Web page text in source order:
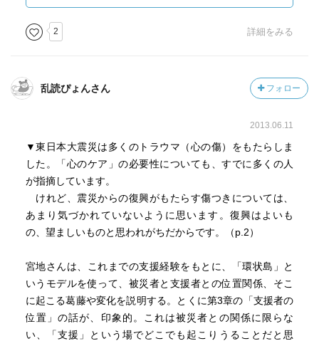
こんなにも複雑で、センシティブな内容を、
こんなにもわかりやすく、すっきりと伝えることができる
とてもとても驚きました。
んどい体験でしたので、すぐは読み返せないと思うのです
が、心の元気が回復したら、繰り返し読み込んで、紹介さ
れている内容をしっかり身につけたいと思います。
2 詳細をみる
乱読ぴょんさん フォロー
2013.06.11
▼東日本大震災は多くのトラウマ（心の傷）をもたらしま
した。「心のケア」の必要性についても、すでに多くの人
が指摘しています。
けれど、震災からの復興がもたらす傷つきについては、
あまり気づかれていないように思います。復興はよいも
の、望ましいものと思われがちだからです。（p.2）
宮地さんは、これまでの支援経験をもとに、「環状島」と
いうモデルを使って、被災者と支援者との位置関係、そこ
に起こる葛藤や変化を説明する。とくに第3章の「支援者の
位置」の話が、印象的。これは被災者との関係に限らな
い、「支援」という場でどこでも起こりうることだと思